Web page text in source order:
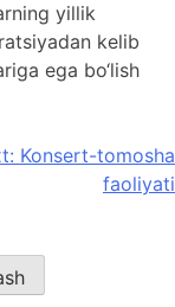
yillik
kelib
ega bo‘lish
Konsert-tomosha
faoliyati